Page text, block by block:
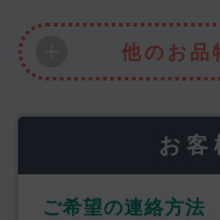
他のお品
お客
ご希望の連絡方法